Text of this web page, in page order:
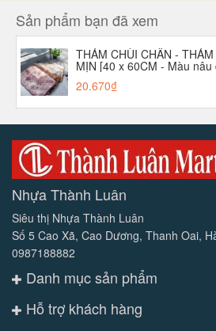
Sản phẩm bạn đã xem
THẢM CHÙI CHÂN -
MỊN [40 x 60CM - Màu nâu
20.670₫
Nhựa Thành Luân
Siêu thị Nhựa Thành Luân
Số 5 Cao Xã, Cao Dương, Thanh Oai,
0987188882
Danh mục sản phẩm
Hỗ trợ khách hàng